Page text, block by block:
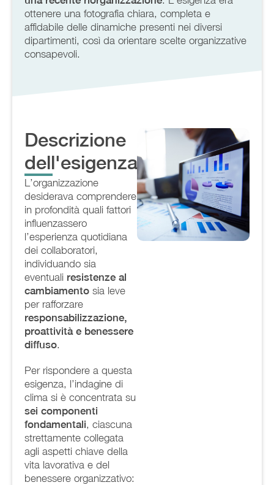
ottenere una fotografia chiara, completa e
affidabile delle dinamiche presenti nei diversi
dipartimenti, così da orientare scelte organizzative
consapevoli.
Descrizione
dell'esigenza
L’organizzazione
desiderava comprendere
in profondità quali fattori
influenzassero
l’esperienza quotidiana
dei collaboratori,
individuando sia
eventuali resistenze al
cambiamento sia leve
per rafforzare
responsabilizzazione,
proattività e benessere
diffuso.
Per rispondere a questa
esigenza, l’indagine di
clima si è concentrata su
sei componenti
fondamentali, ciascuna
strettamente collegata
agli aspetti chiave della
vita lavorativa e del
benessere organizzativo: